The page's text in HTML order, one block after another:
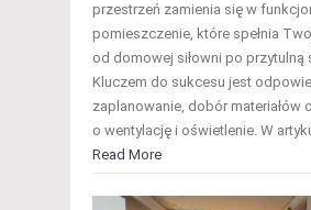
przestrzeń zamienia się w
pomieszczenie, które spełnia
od domowej siłowni po przytulną
Kluczem do sukcesu jest
zaplanowanie, dobór materiałów
o wentylację i oświetlenie. W
Read More